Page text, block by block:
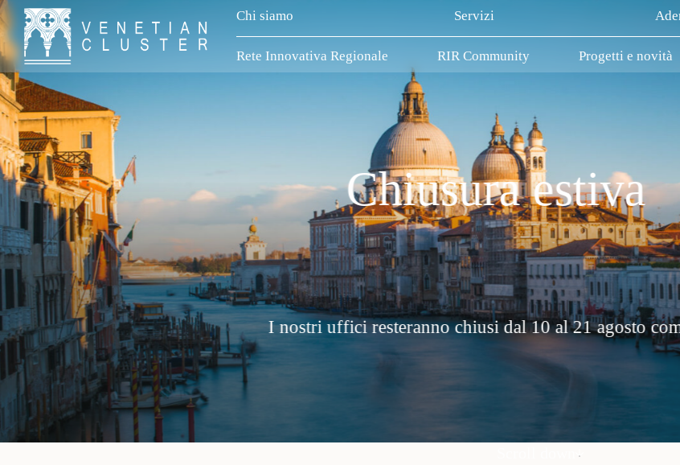
Chi siamo Servizi
Rete Innovativa Regionale RIR Community Progetti e novità
estiva
dal 10 al 21 agosto compresi.
La Rete